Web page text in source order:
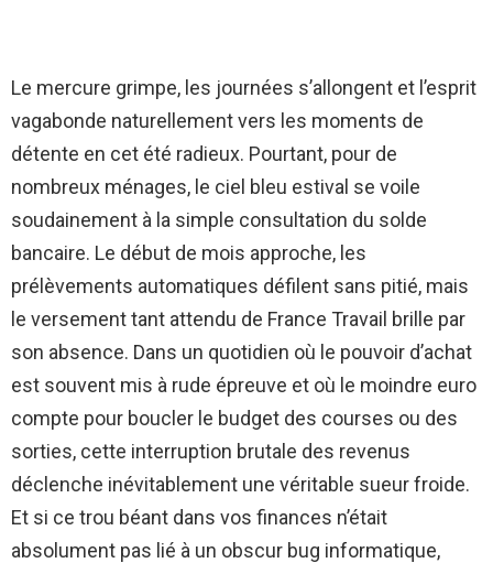
Le mercure grimpe, les journées s’allongent et l’esprit
vagabonde naturellement vers les moments de
détente en cet été radieux. Pourtant, pour de
nombreux ménages, le ciel bleu estival se voile
soudainement à la simple consultation du solde
bancaire. Le début de mois approche, les
prélèvements automatiques défilent sans pitié, mais
le versement tant attendu de France Travail brille par
son absence. Dans un quotidien où le pouvoir d’achat
est souvent mis à rude épreuve et où le moindre euro
compte pour boucler le budget des courses ou des
sorties, cette interruption brutale des revenus
déclenche inévitablement une véritable sueur froide.
Et si ce trou béant dans vos finances n’était
absolument pas lié à un obscur bug informatique,